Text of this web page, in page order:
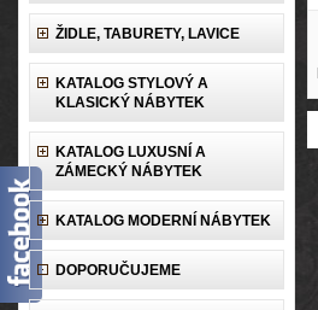
ŽIDLE, TABURETY, LAVICE
KATALOG STYLOVÝ A
KLASICKÝ NÁBYTEK
KATALOG LUXUSNÍ A
ZÁMECKÝ NÁBYTEK
KATALOG MODERNÍ NÁBYTEK
DOPORUČUJEME